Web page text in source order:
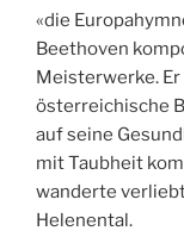
«die
Beethoven
Meisterwerke.
österreichische
auf seine
mit Taubheit
wanderte
Helenental.